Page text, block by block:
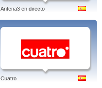
Antena3 en directo
Cuatro